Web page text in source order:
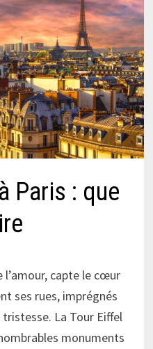
Paris : que
l’amour, capte le cœur
ses rues, imprégnés
La Tour Eiffel
monuments